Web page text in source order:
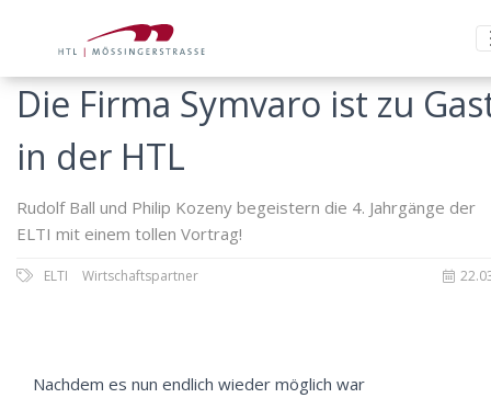
Die Firma Symvaro ist zu
in der HTL
Rudolf Ball und Philip Kozeny begeistern die 4. Jahrgänge der
ELTI mit einem tollen Vortrag!
ELTI Wirtschaftspartner
Nachdem es nun endlich wieder möglich war